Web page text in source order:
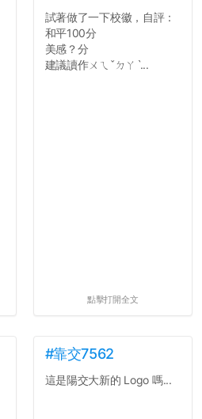
試著做了一下校徽，自評：
和平100分
美感？分
建議讀作ㄨㄟˇㄉㄚˋ...
點擊打開全文
#靠交7562
這是陽交大新的 Logo 嗎...